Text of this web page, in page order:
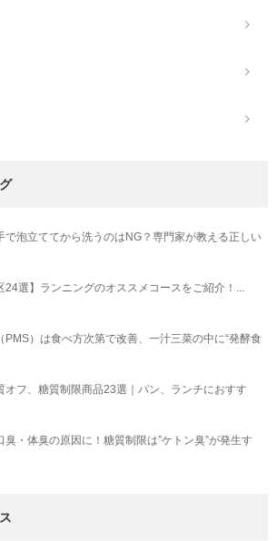
で泡立ててから洗うのはNG？専門家が教える正しい
24選】ランニングのオススメコースをご紹介！...
PMS）は食べ方次第で改善、一汁三菜の中に“発酵食
オフ、糖質制限商品23選｜パン、ランチにおすす
臭・体臭の原因に！糖質制限は”ケトン臭”が発生す